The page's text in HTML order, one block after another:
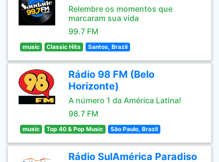
Relembre os momentos que
marcaram sua vida
99.7 FM
music Classic Hits Santos, Brazil
Rádio 98 FM (Belo
Horizonte)
A número 1 da América Latina!
98.7 FM
music Top 40 & Pop Music São Paulo, Brazil
Rádio SulAmérica Paradiso